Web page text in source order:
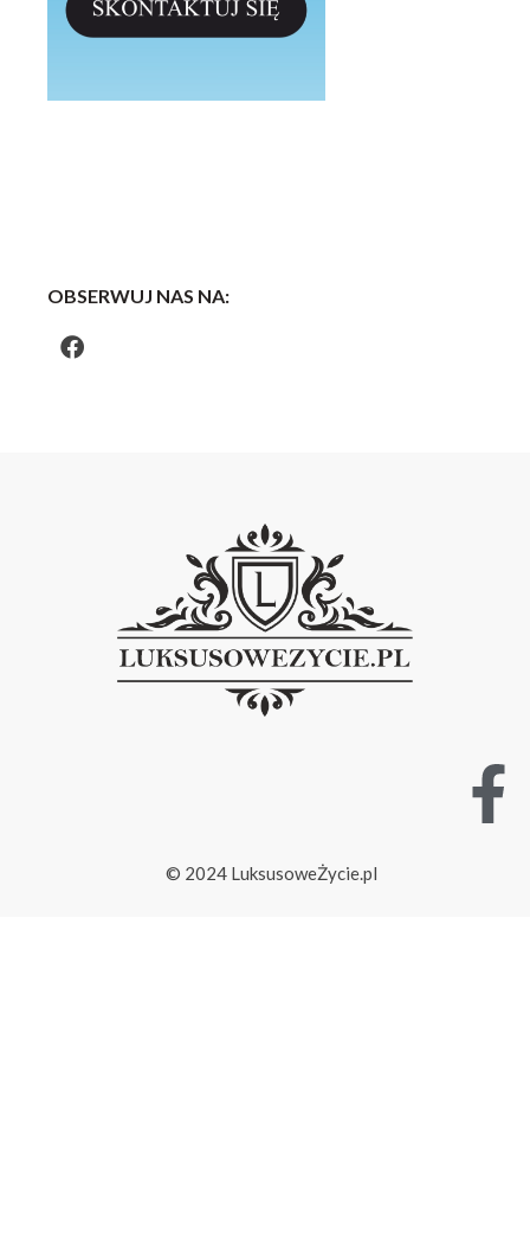
OBSERWUJ NAS NA:
© 2024 LuksusoweŻycie.pl